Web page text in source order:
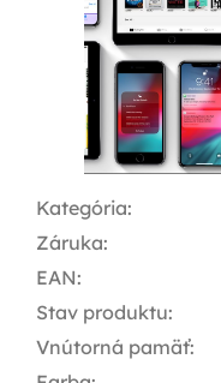
Kategória:
Záruka:
EAN:
Stav produktu:
Vnútorná pamäť: